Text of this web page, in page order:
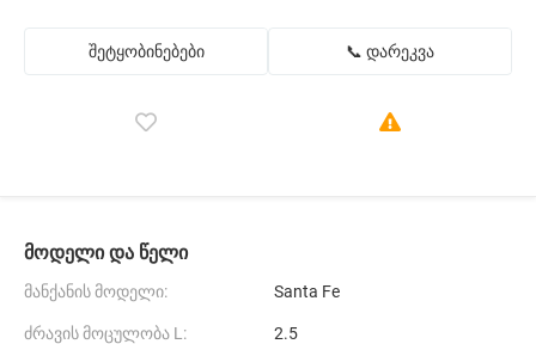
შეტყობინებები 📞 დარეკვა
მოდელი და წელი
მანქანის მოდელი: Santa Fe
ძრავის მოცულობა L: 2.5